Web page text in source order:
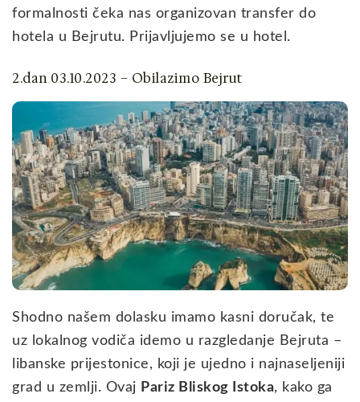
formalnosti čeka nas organizovan transfer do
hotela u Bejrutu. Prijavljujemo se u hotel.
2.dan 03.10.2023 – Obilazimo Bejrut
Shodno našem dolasku imamo kasni doručak, te
uz lokalnog vodiča idemo u razgledanje Bejruta –
libanske prijestonice, koji je ujedno i najnaseljeniji
grad u zemlji. Ovaj Pariz Bliskog Istoka, kako ga